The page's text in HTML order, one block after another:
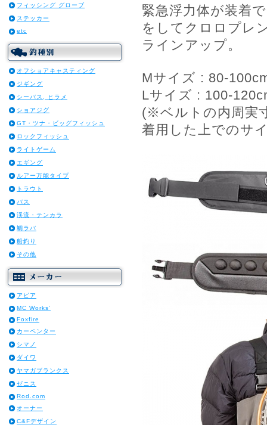
フィッシング グローブ
ステッカー
etc
オフショアキャスティング
ジギング
シーバス, ヒラメ
ショアジグ
GT・ツナ・ビッグフィッシュ
ロックフィッシュ
ライトゲーム
エギング
ルアー万能タイプ
トラウト
バス
渓流・テンカラ
鯛ラバ
船釣り
その他
アピア
MC Works’
Foxfire
カーペンター
シマノ
ダイワ
ヤマガブランクス
ゼニス
Rod.com
オーナー
C&Fデザイン
緊急浮力体が装着
をしてクロロプレ
ラインアップ。
Mサイズ : 80-
Lサイズ : 100-
(※ベルトの内周実
着用した上でのサ